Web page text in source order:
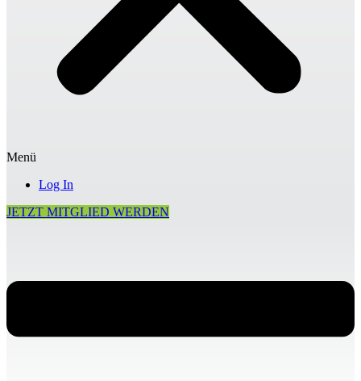
Menü
Log In
JETZT MITGLIED WERDEN